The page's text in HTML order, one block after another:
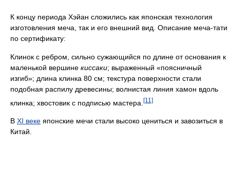
К концу периода Хэйан сложились как японская технология
изготовления меча, так и его внешний вид. Описание меча-тати
по сертификату:
Клинок с ребром, сильно сужающийся по длине от основания к
маленькой вершине киссаки; выраженный «поясничный
изгиб»; длина клинка 80 см; текстура поверхности стали
подобная распилу древесины; волнистая линия хамон вдоль
клинка; хвостовик с подписью мастера. [11]
В XI веке японские мечи стали высоко цениться и завозиться в
Китай.